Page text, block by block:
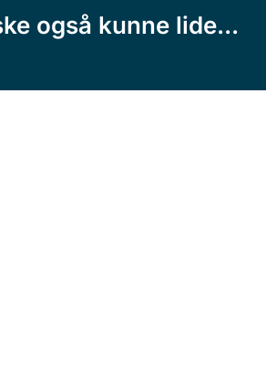
også kunne lide...